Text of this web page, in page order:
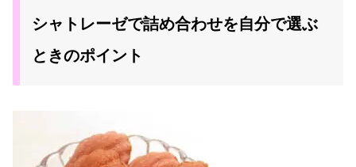
シャトレーゼで詰め合わせを自分で選ぶ
ときのポイント